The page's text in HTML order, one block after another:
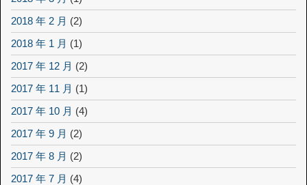
2018 年 2 月 (2)
2018 年 1 月 (1)
2017 年 12 月 (2)
2017 年 11 月 (1)
2017 年 10 月 (4)
2017 年 9 月 (2)
2017 年 8 月 (2)
2017 年 7 月 (4)